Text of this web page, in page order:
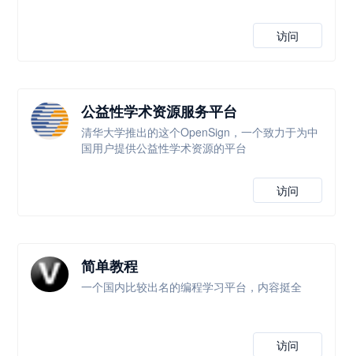
访问
公益性学术资源服务平台
清华大学推出的这个OpenSign，一个致力于为中
国用户提供公益性学术资源的平台
访问
简单教程
一个国内比较出名的编程学习平台，内容挺全
访问